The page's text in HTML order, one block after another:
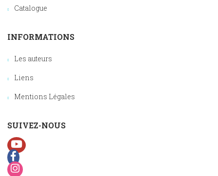
Catalogue
INFORMATIONS
Les auteurs
Liens
Mentions Légales
SUIVEZ-NOUS